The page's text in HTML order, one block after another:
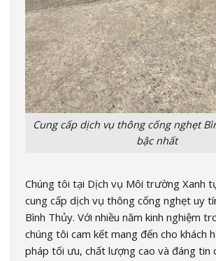
Cung cấp dịch vụ thông cống nghẹt
bậc nhất
Chúng tôi tại Dịch vụ Môi trường Xanh
cung cấp dịch vụ thông cống nghẹt uy
Bình Thủy. Với nhiều năm kinh nghiệm
chúng tôi cam kết mang đến cho khách
pháp tối ưu, chất lượng cao và đáng tin